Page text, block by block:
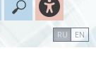
Введите
RU EN